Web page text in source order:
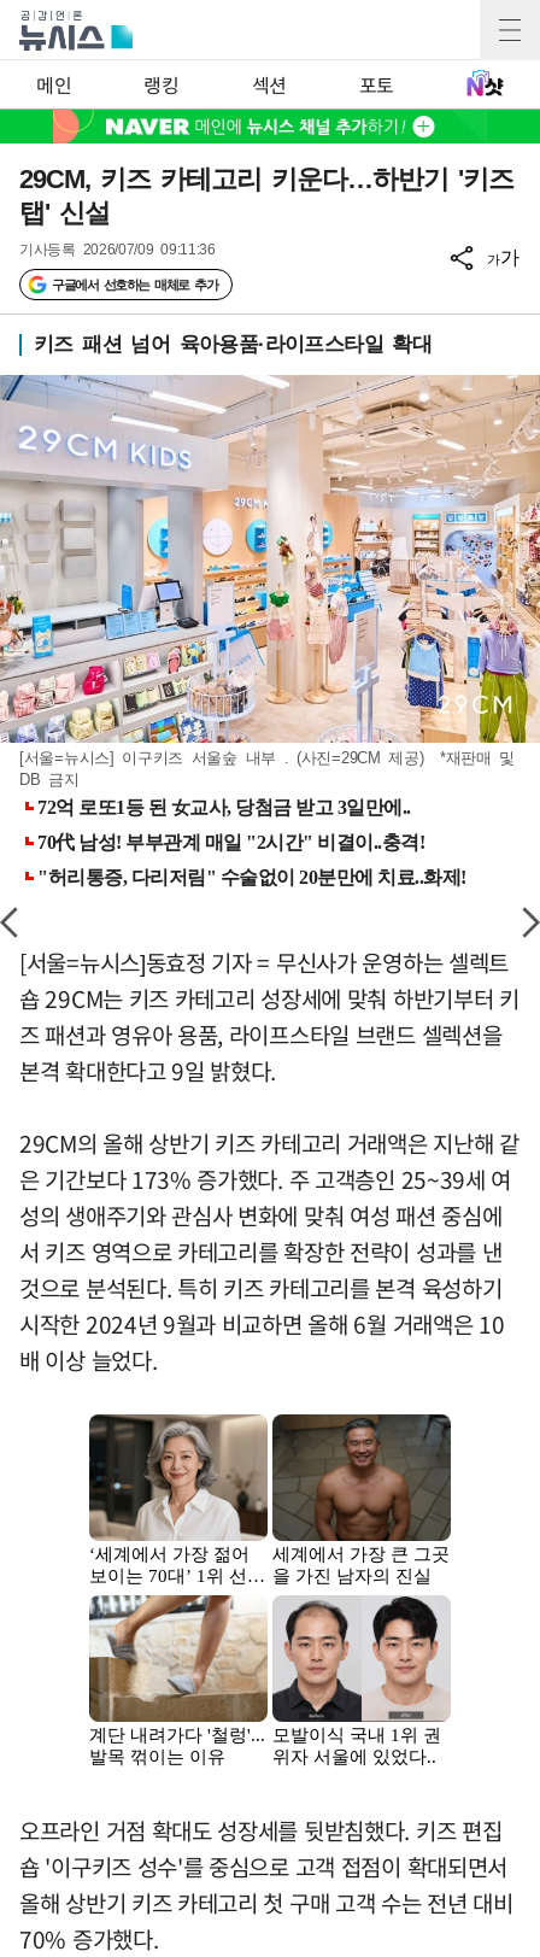
메인 랭킹 섹션 포토
29CM, 키즈 카테고리 키운다…하반기 '키즈
탭' 신설
기사등록 2026/07/09 09:11:36
구글에서 선호하는 매체로 추가
가가
키즈 패션 넘어 육아용품·라이프스타일 확대
[서울=뉴시스] 이구키즈 서울숲 내부 . (사진=29CM 제공) *재판매 및
DB 금지
[서울=뉴시스]동효정 기자 = 무신사가 운영하는 셀렉트
숍 29CM는 키즈 카테고리 성장세에 맞춰 하반기부터 키
즈 패션과 영유아 용품, 라이프스타일 브랜드 셀렉션을
본격 확대한다고 9일 밝혔다.
29CM의 올해 상반기 키즈 카테고리 거래액은 지난해 같
은 기간보다 173% 증가했다. 주 고객층인 25~39세 여
성의 생애주기와 관심사 변화에 맞춰 여성 패션 중심에
서 키즈 영역으로 카테고리를 확장한 전략이 성과를 낸
것으로 분석된다. 특히 키즈 카테고리를 본격 육성하기
시작한 2024년 9월과 비교하면 올해 6월 거래액은 10
배 이상 늘었다.
오프라인 거점 확대도 성장세를 뒷받침했다. 키즈 편집
숍 '이구키즈 성수'를 중심으로 고객 접점이 확대되면서
올해 상반기 키즈 카테고리 첫 구매 고객 수는 전년 대비
70% 증가했다.